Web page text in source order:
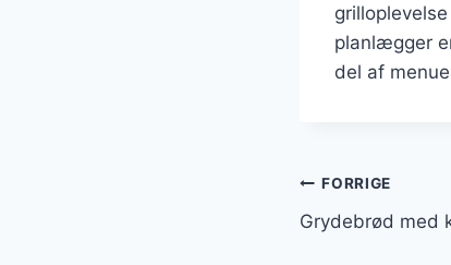
planlægger
del af
FORRIGE
Grydebrød med